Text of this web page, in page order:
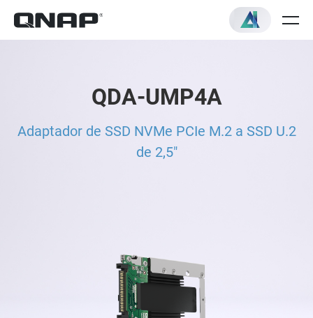
QDA-UMP4A
Adaptador de SSD NVMe PCIe M.2 a SSD U.2
de 2,5"